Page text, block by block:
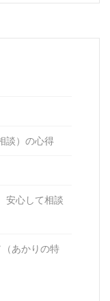
談）の心得
安心して相談
あかりの特